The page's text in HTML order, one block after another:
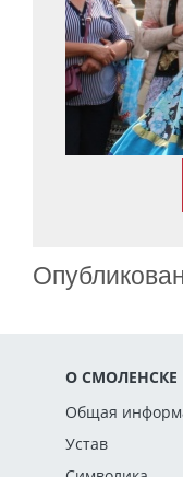
О СМОЛЕНСКЕ
Общая
Устав